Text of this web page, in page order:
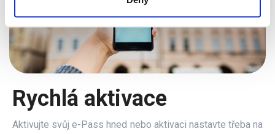
Rychlá aktivace
Aktivujte svůj e-Pass hned nebo aktivaci nastavte třeba na